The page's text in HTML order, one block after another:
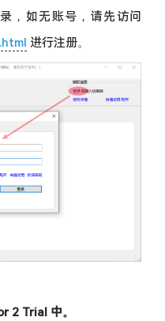
，如无账号，请先访问
进行注册。
2 Trial 中。